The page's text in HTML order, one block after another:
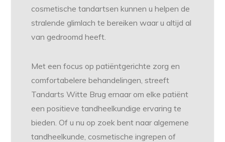
cosmetische tandartsen kunnen u helpen de
stralende glimlach te bereiken waar u altijd al
van gedroomd heeft.
Met een focus op patiëntgerichte zorg en
comfortabelere behandelingen, streeft
Tandarts Witte Brug ernaar om elke patiënt
een positieve tandheelkundige ervaring te
bieden. Of u nu op zoek bent naar algemene
tandheelkunde, cosmetische ingrepen of